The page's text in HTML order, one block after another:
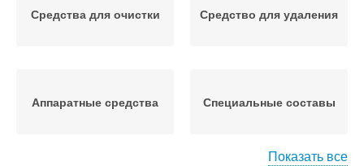
Средства для очистки Средство для удаления
Аппаратные средства Специальные составы
Показать все